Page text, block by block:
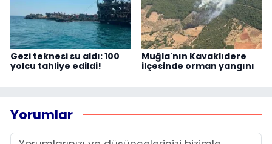
Gezi teknesi su aldı: 100
yolcu tahliye edildi!
Muğla'nın Kavaklıdere
ilçesinde orman yangını
Yorumlar